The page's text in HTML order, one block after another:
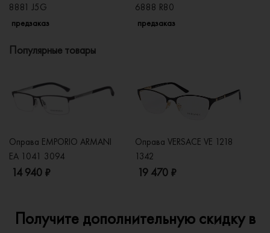
8881 J5G
предзаказ
6888 R80
предзаказ
Популярные товары
Оправа EMPORIO ARMANI
EA 1041 3094
14 940 ₽
Оправа VERSACE VE 1218
1342
19 470 ₽
Получите дополнительную скидку в